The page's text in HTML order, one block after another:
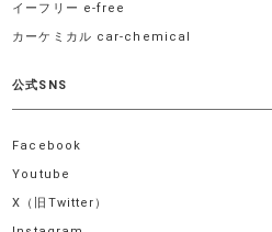
イーフリー e-free
カーケミカル car-chemical
公式SNS
Facebook
Youtube
X（旧Twitter）